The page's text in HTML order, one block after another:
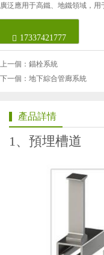
廣泛應用于高鐵、地鐵領域，
17337421777
上一個：錨栓系統
下一個：地下綜合管廊系統
產品詳情
1、預埋槽道